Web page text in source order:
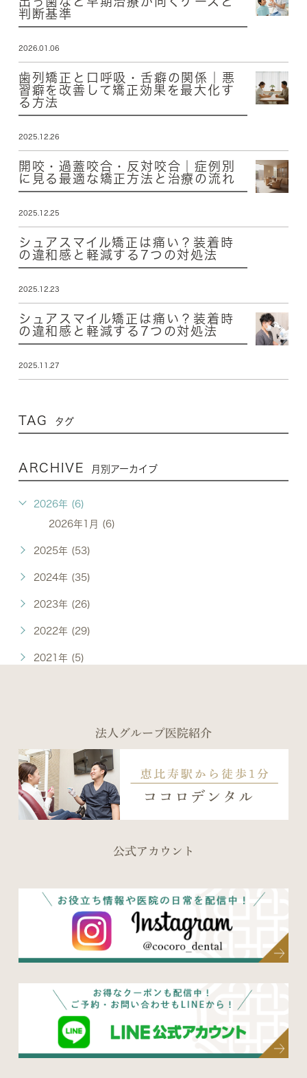
判断基準
2026.01.06
歯列矯正と口呼吸・舌癖の関係｜悪
習癖を改善して矯正効果を最大化す
る方法
2025.12.26
開咬・過蓋咬合・反対咬合｜症例別
に見る最適な矯正方法と治療の流れ
2025.12.25
シュアスマイル矯正は痛い？装着時
の違和感と軽減する7つの対処法
2025.12.23
シュアスマイル矯正は痛い？装着時
の違和感と軽減する7つの対処法
2025.11.27
TAG タグ
ARCHIVE 月別アーカイブ
2026年 (6)
2026年1月 (6)
2025年 (53)
2024年 (35)
2023年 (26)
2022年 (29)
2021年 (5)
法人グループ医院紹介
公式アカウント